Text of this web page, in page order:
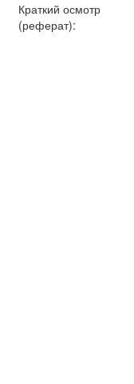
Краткий осмотр
(реферат):